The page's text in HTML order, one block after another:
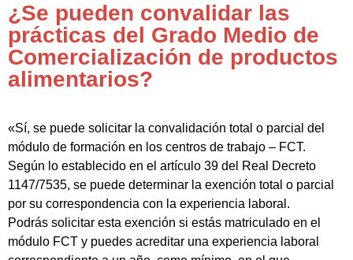
¿Se pueden convalidar las
prácticas del Grado Medio de
Comercialización de productos
alimentarios?
«Sí, se puede solicitar la convalidación total o parcial del
módulo de formación en los centros de trabajo – FCT.
Según lo establecido en el artículo 39 del Real Decreto
1147/7535, se puede determinar la exención total o parcial
por su correspondencia con la experiencia laboral.
Podrás solicitar esta exención si estás matriculado en el
módulo FCT y puedes acreditar una experiencia laboral